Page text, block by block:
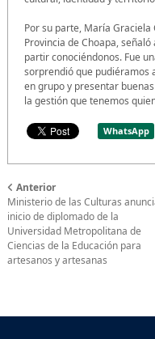
Por su parte, María
Provincia de Choapa,
partir conociéndonos. Fue
sorprendió que
en grupo y presentar
la gestión que tenemos
WhatsApp
Anterior
Ministerio de las Culturas
inicio de diplomado de la
Universidad Metropolitana de
Ciencias de la Educación para
artesanos y artesanas